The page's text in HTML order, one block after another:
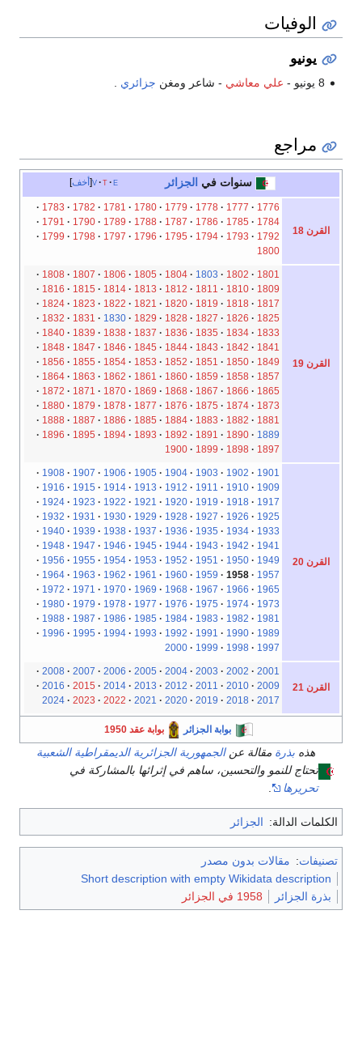
الوفيات
يونيو
8 يونيو - علي معاشي - شاعر ومغن جزائري
مراجع
أخف v t e سنوات في الجزائر
القرن 18
1776
1777
1778
1779
1780
1781
1782
1783
1784
1785
1786
1787
1788
1789
1790
1791
1792
1793
1794
1795
1796
1797
1798
1799
1800
القرن 19
1801
1802
1803
1804
1805
1806
1807
1808
1809
1810
1811
1812
1813
1814
1815
1816
1817
1818
1819
1820
1821
1822
1823
1824
1825
1826
1827
1828
1829
1830
1831
1832
1833
1834
1835
1836
1837
1838
1839
1840
1841
1842
1843
1844
1845
1846
1847
1848
1849
1850
1851
1852
1853
1854
1855
1856
1857
1858
1859
1860
1861
1862
1863
1864
1865
1866
1867
1868
1869
1870
1871
1872
1873
1874
1875
1876
1877
1878
1879
1880
1881
1882
1883
1884
1885
1886
1887
1888
1889
1890
1891
1892
1893
1894
1895
1896
1897
1898
1899
1900
القرن 20
1901
1902
1903
1904
1905
1906
1907
1908
1909
1910
1911
1912
1913
1914
1915
1916
1917
1918
1919
1920
1921
1922
1923
1924
1925
1926
1927
1928
1929
1930
1931
1932
1933
1934
1935
1936
1937
1938
1939
1940
1941
1942
1943
1944
1945
1946
1947
1948
1949
1950
1951
1952
1953
1954
1955
1956
1957
1958
1959
1960
1961
1962
1963
1964
1965
1966
1967
1968
1969
1970
1971
1972
1973
1974
1975
1976
1977
1978
1979
1980
1981
1982
1983
1984
1985
1986
1987
1988
1989
1990
1991
1992
1993
1994
1995
1996
1997
1998
1999
2000
القرن 21
2001
2002
2003
2004
2005
2006
2007
2008
2009
2010
2011
2012
2013
2014
2015
2016
2017
2018
2019
2020
2021
2022
2023
2024
بوابة الجزائر بوابة عقد 1950
هذه بذرة مقالة عنالجمهورية الجزائرية الديمقراطية الشعبية
تحتاج للنمو والتحسين، ساهم في إثرائها بالمشاركة في
تحريرها
.
الكلمات الدالة: الجزائر
تصنيفات: مقالات بدون مصدر
Short description with empty Wikidata description
بذرة الجزائر
1958 في الجزائر